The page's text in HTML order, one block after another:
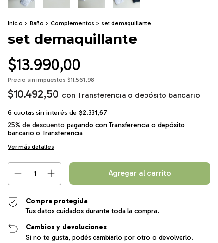
Inicio > Baño > Complementos > set demaquillante
set demaquillante
$13.990,00
Precio sin impuestos $11.561,98
$10.492,50 con Transferencia o depósito bancario
6 cuotas sin interés de $2.331,67
25% de descuento pagando con Transferencia o depósito
bancario
Ver más detalles
Compra protegida
Tus datos cuidados durante toda la compra.
Cambios y devoluciones
Si no te gusta, podés cambiarlo por otro o devolverlo.